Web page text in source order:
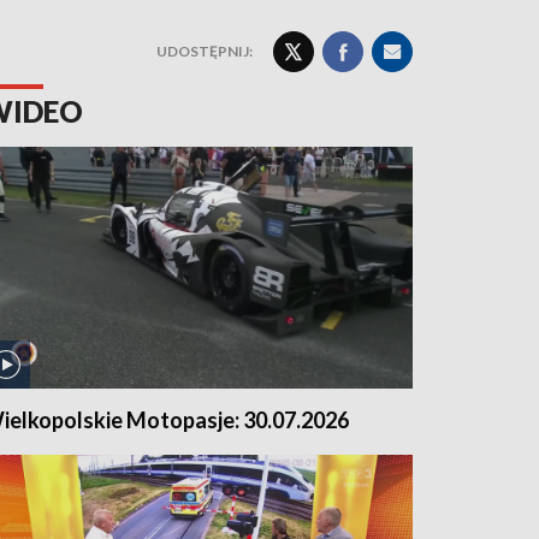
UDOSTĘPNIJ:
Motopasje: 30.07.2026